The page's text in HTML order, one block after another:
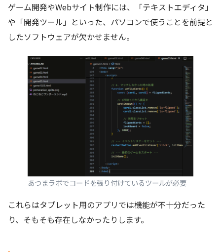
ゲーム開発やWebサイト制作には、「テキストエディタ」
や「開発ツール」といった、パソコンで使うことを前提と
したソフトウェアが欠かせません。
あつまラボでコードを張り付けているツールが必要
これらはタブレット用のアプリでは機能が不十分だった
り、そもそも存在しなかったりします。